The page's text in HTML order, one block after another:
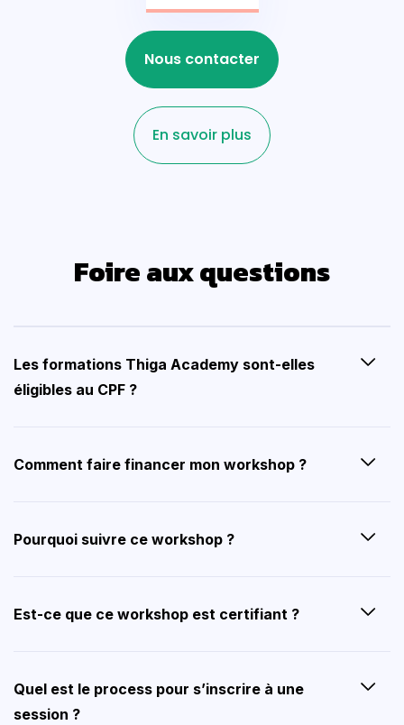
Nous contacter
En savoir plus
Foire aux questions
Les formations Thiga Academy sont-elles
éligibles au CPF ?
Comment faire financer mon workshop ?
Pourquoi suivre ce workshop ?
Est-ce que ce workshop est certifiant ?
Quel est le process pour s’inscrire à une
session ?